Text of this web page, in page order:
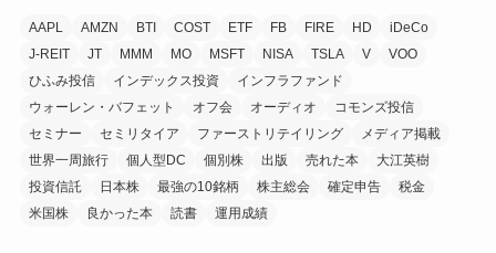
AAPL AMZN BTI COST ETF FB FIRE HD
iDeCo
J-REIT
JT MMM MO MSFT NISA TSLA V
VOO
ひふみ投信
インデックス投資
インフラファンド
ウォーレン・バフェット
オフ会 オーディオ
コモンズ投信
セミナー
セミリタイア ファーストリテイリング
メディア掲載
世界一周旅行
個人型DC 個別株 出版 売れた本
大江英樹
投資信託
日本株 最強の10銘柄 株主総会 確定申告
税金
米国株
良かった本 読書 運用成績